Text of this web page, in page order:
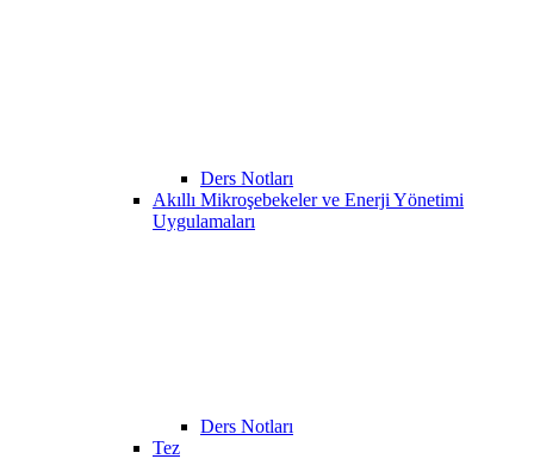
Ders Notları
Akıllı Mikroşebekeler ve Enerji Yönetimi
Uygulamaları
Ders Notları
Tez